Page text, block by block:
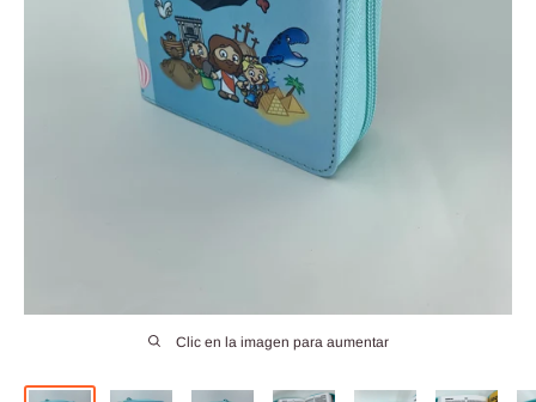
Clic en la imagen para aumentar